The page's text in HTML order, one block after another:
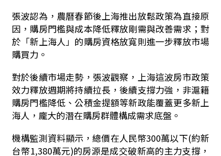
張波認為，農曆春節後上海推出放鬆政策為直接原
因，購房門檻與成本降低釋放剛需與改善需求；對
於「新上海人」的購房資格放寬則進一步釋放市場
購買力。
對於後續市場走勢，張波觀察，上海這波房市政策
效力釋放週期將持續拉長，後續支撐力強，非滬籍
購房門檻降低、公積金提額等新政能覆蓋更多新上
海人，龐大的潛在購房群體構成需求底盤。
機構監測資料顯示，總價在人民幣300萬以下(約新
台幣1,380萬元)的房源是成交破新高的主力支撐，